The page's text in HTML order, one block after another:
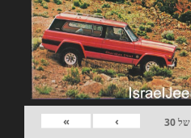
של30
›
»